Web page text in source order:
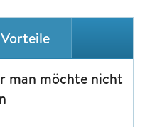
Vorteile
man möchte nicht